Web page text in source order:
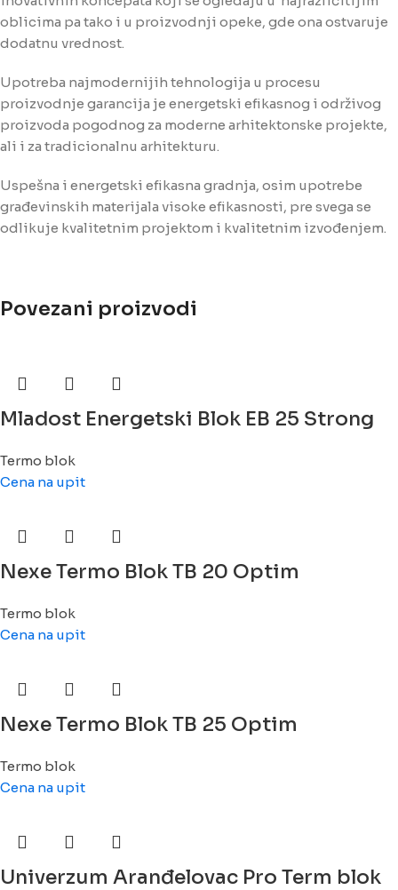
oblicima pa tako i u proizvodnji opeke, gde ona ostvaruje
dodatnu vrednost.
Upotreba najmodernijih tehnologija u procesu
proizvodnje garancija je energetski efikasnog i održivog
proizvoda pogodnog za moderne arhitektonske projekte,
ali i za tradicionalnu arhitekturu.
Uspešna i energetski efikasna gradnja, osim upotrebe
građevinskih materijala visoke efikasnosti, pre svega se
odlikuje kvalitetnim projektom i kvalitetnim izvođenjem.
Povezani proizvodi
Mladost Energetski Blok EB 25 Strong
Termo blok
Cena na upit
Nexe Termo Blok TB 20 Optim
Termo blok
Cena na upit
Nexe Termo Blok TB 25 Optim
Termo blok
Cena na upit
Univerzum Aranđelovac Pro Term blok